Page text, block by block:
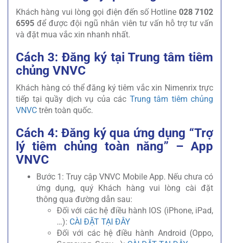
Khách hàng vui lòng gọi điện đến số Hotline 028 7102
6595 để được đội ngũ nhân viên tư vấn hỗ trợ tư vấn
và đặt mua vắc xin nhanh nhất.
Cách 3: Đăng ký tại Trung tâm tiêm
chủng VNVC
Khách hàng có thể đăng ký tiêm vắc xin Nimenrix trực
tiếp tại quầy dịch vụ của các Trung tâm tiêm chủng
VNVC trên toàn quốc.
Cách 4: Đăng ký qua ứng dụng “Trợ
lý tiêm chủng toàn năng” – App
VNVC
Bước 1: Truy cập VNVC Mobile App. Nếu chưa có
ứng dụng, quý Khách hàng vui lòng cài đặt
thông qua đường dẫn sau:
Đối với các hệ điều hành IOS (iPhone, iPad,
…): CÀI ĐẶT TẠI ĐÂY
Đối với các hệ điều hành Android (Oppo,